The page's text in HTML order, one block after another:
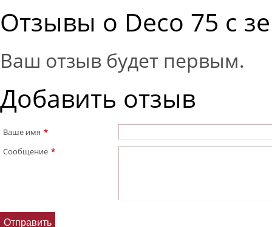
Отзывы о Deco 75 с
Ваш отзыв будет первым.
Добавить отзыв
Ваше имя *
Сообщение *